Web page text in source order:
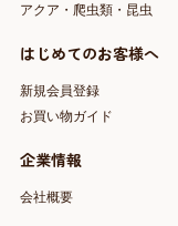
アクア・爬虫類・昆虫
はじめてのお客様へ
新規会員登録
お買い物ガイド
企業情報
会社概要